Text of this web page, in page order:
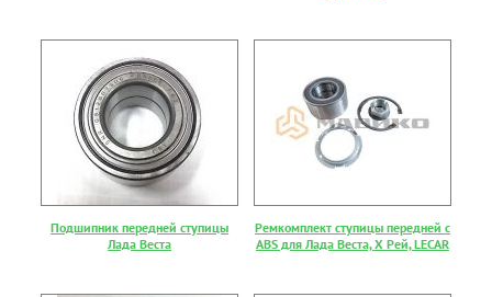
Подшипник передней ступицы
Лада Веста
Ремкомплект ступицы передней с
ABS для Лада Веста, Х Рей, LECAR